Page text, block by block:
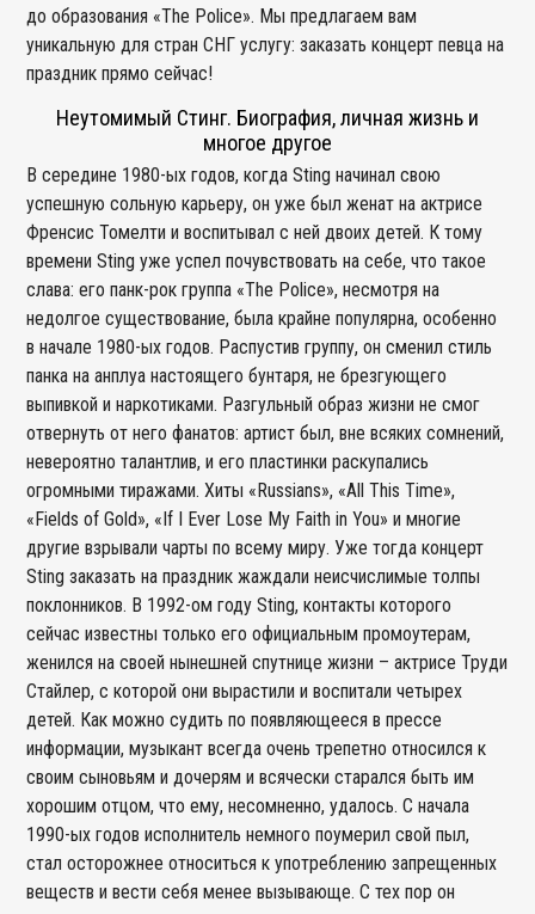
до образования «The Police». Мы предлагаем вам
уникальную для стран СНГ услугу: заказать концерт певца на
праздник прямо сейчас!
Неутомимый Стинг. Биография, личная жизнь и
многое другое
В середине 1980-ых годов, когда Sting начинал свою
успешную сольную карьеру, он уже был женат на актрисе
Френсис Томелти и воспитывал с ней двоих детей. К тому
времени Sting уже успел почувствовать на себе, что такое
слава: его панк-рок группа «The Police», несмотря на
недолгое существование, была крайне популярна, особенно
в начале 1980-ых годов. Распустив группу, он сменил стиль
панка на анплуа настоящего бунтаря, не брезгующего
выпивкой и наркотиками. Разгульный образ жизни не смог
отвернуть от него фанатов: артист был, вне всяких сомнений,
невероятно талантлив, и его пластинки раскупались
огромными тиражами. Хиты «Russians», «All This Time»,
«Fields of Gold», «If I Ever Lose My Faith in You» и многие
другие взрывали чарты по всему миру. Уже тогда концерт
Sting заказать на праздник жаждали неисчислимые толпы
поклонников. В 1992-ом году Sting, контакты которого
сейчас известны только его официальным промоутерам,
женился на своей нынешней спутнице жизни – актрисе Труди
Стайлер, с которой они вырастили и воспитали четырех
детей. Как можно судить по появляющееся в прессе
информации, музыкант всегда очень трепетно относился к
своим сыновьям и дочерям и всячески старался быть им
хорошим отцом, что ему, несомненно, удалось. С начала
1990-ых годов исполнитель немного поумерил свой пыл,
стал осторожнее относиться к употреблению запрещенных
веществ и вести себя менее вызывающе. С тех пор он